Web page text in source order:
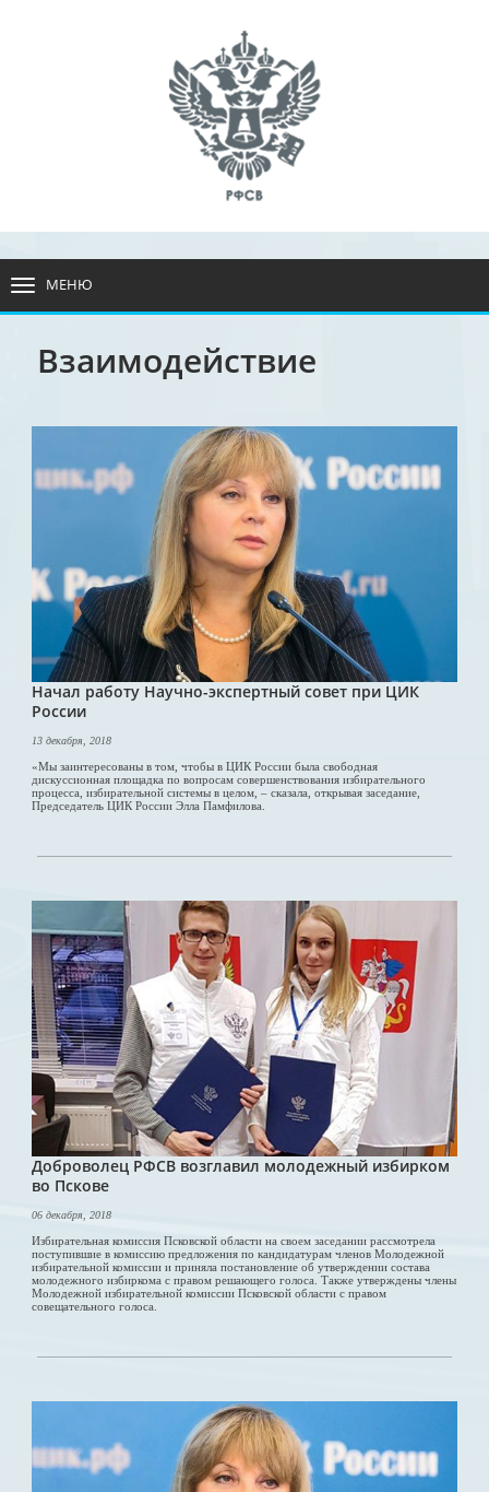
МЕНЮ
Взаимодействие
Начал работу Научно-экспертный совет при ЦИК
России
13 декабря, 2018
«Мы заинтересованы в том, чтобы в ЦИК России была свободная
дискуссионная площадка по вопросам совершенствования избирательного
процесса, избирательной системы в целом, – сказала, открывая заседание,
Председатель ЦИК России Элла Памфилова.
Доброволец РФСВ возглавил молодежный избирком
во Пскове
06 декабря, 2018
Избирательная комиссия Псковской области на своем заседании рассмотрела
поступившие в комиссию предложения по кандидатурам членов Молодежной
избирательной комиссии и приняла постановление об утверждении состава
молодежного избиркома c правом решающего голоса. Также утверждены члены
Молодежной избирательной комиссии Псковской области c правом
совещательного голоса.